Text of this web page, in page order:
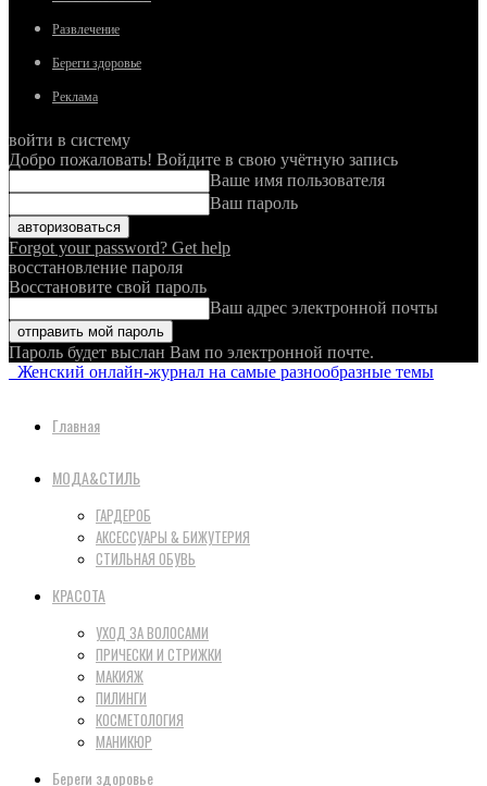
Развлечение
Береги здоровье
Реклама
войти в систему
Добро пожаловать! Войдите в свою учётную запись
Ваше имя пользователя
Ваш пароль
Forgot your password? Get help
восстановление пароля
Восстановите свой пароль
Ваш адрес электронной почты
Пароль будет выслан Вам по электронной почте.
Женский онлайн-журнал на самые разнообразные темы
Главная
МОДА&СТИЛЬ
ГАРДЕРОБ
АКСЕССУАРЫ & БИЖУТЕРИЯ
СТИЛЬНАЯ ОБУВЬ
КРАСОТА
УХОД ЗА ВОЛОСАМИ
ПРИЧЕСКИ И СТРИЖКИ
МАКИЯЖ
ПИЛИНГИ
КОСМЕТОЛОГИЯ
МАНИКЮР
Береги здоровье